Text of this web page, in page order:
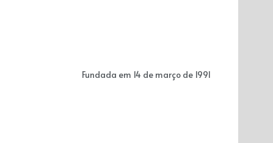
Fundada em 14 de março de 1991